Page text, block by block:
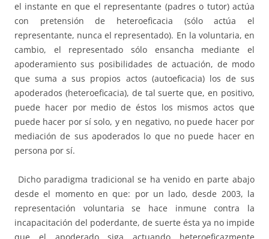
el instante en que el representante (padres o tutor) actúa
con pretensión de heteroeficacia (sólo actúa el
representante, nunca el representado). En la voluntaria, en
cambio, el representado sólo ensancha mediante el
apoderamiento sus posibilidades de actuación, de modo
que suma a sus propios actos (autoeficacia) los de sus
apoderados (heteroeficacia), de tal suerte que, en positivo,
puede hacer por medio de éstos los mismos actos que
puede hacer por sí solo, y en negativo, no puede hacer por
mediación de sus apoderados lo que no puede hacer en
persona por sí.
Dicho paradigma tradicional se ha venido en parte abajo
desde el momento en que: por un lado, desde 2003, la
representación voluntaria se hace inmune contra la
incapacitación del poderdante, de suerte ésta ya no impide